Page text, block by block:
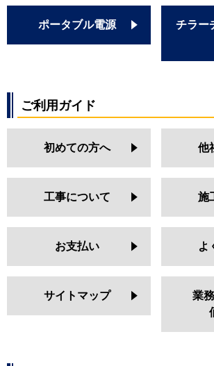
ポータブル電源
チラー
ご利用ガイド
初めての方へ 他
工事について 施
お支払い よ
サイトマップ
業